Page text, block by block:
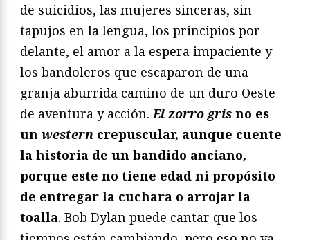
de suicidios, las mujeres sinceras, sin
tapujos en la lengua, los principios por
delante, el amor a la espera impaciente y
los bandoleros que escaparon de una
granja aburrida camino de un duro Oeste
de aventura y acción. El zorro gris no es
un western crepuscular, aunque cuente
la historia de un bandido anciano,
porque este no tiene edad ni propósito
de entregar la cuchara o arrojar la
toalla. Bob Dylan puede cantar que los